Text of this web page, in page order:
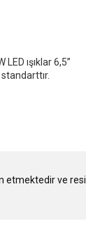
ışıklar 6,5”
ve